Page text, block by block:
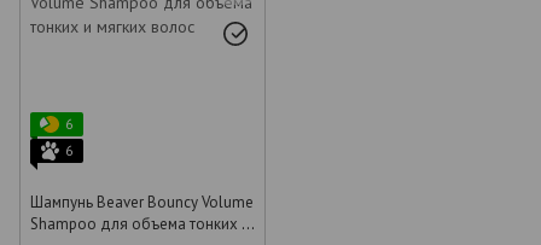
6
6
Шампунь Beaver Bouncy Volume
Shampoo для объема тонких и